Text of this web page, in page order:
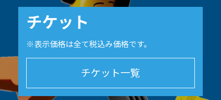
チケット
※表示価格は全て税込み価格です。
チケット一覧